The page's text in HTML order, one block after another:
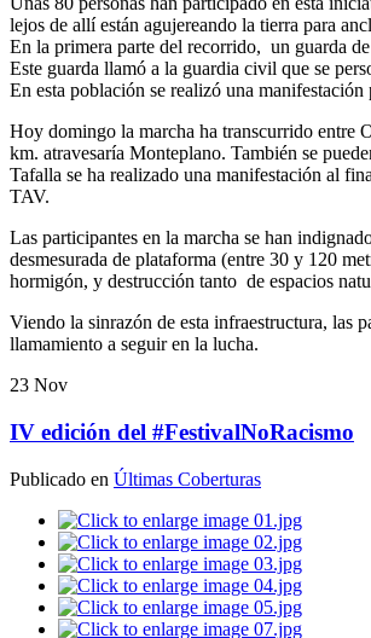
lejos de allí están agujereando la tierra para
En la primera parte del recorrido, un guarda
Este guarda llamó a la guardia civil que se
En esta población se realizó una
Hoy domingo la marcha ha transcurrido entre
km. atravesaría Monteplano. También se
Tafalla se ha realizado una manifestación al
TAV.
Las participantes en la marcha se han
desmesurada de plataforma (entre 30 y 120
hormigón, y destrucción tanto de espacios
Viendo la sinrazón de esta infraestructura, las
llamamiento a seguir en la lucha.
23 Nov
IV edición del #FestivalNoRacismo
Publicado en Últimas Coberturas